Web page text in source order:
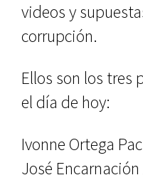
videos y
corrupción.
Ellos son los tres
el día de hoy:
Ivonne Ortega
José